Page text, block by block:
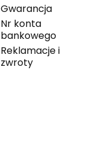
Gwarancja
Nr konta
bankowego
Reklamacje i
zwroty